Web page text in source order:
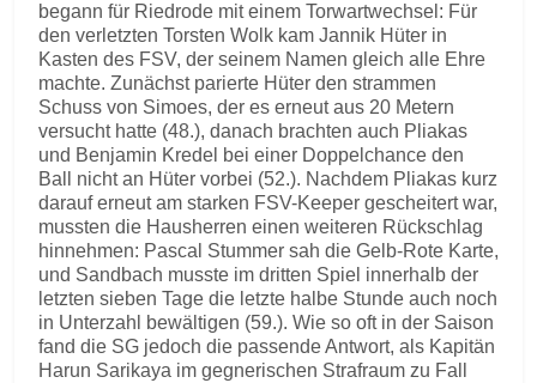
begann für Riedrode mit einem Torwartwechsel: Für
den verletzten Torsten Wolk kam Jannik Hüter in
Kasten des FSV, der seinem Namen gleich alle Ehre
machte. Zunächst parierte Hüter den strammen
Schuss von Simoes, der es erneut aus 20 Metern
versucht hatte (48.), danach brachten auch Pliakas
und Benjamin Kredel bei einer Doppelchance den
Ball nicht an Hüter vorbei (52.). Nachdem Pliakas kurz
darauf erneut am starken FSV-Keeper gescheitert war,
mussten die Hausherren einen weiteren Rückschlag
hinnehmen: Pascal Stummer sah die Gelb-Rote Karte,
und Sandbach musste im dritten Spiel innerhalb der
letzten sieben Tage die letzte halbe Stunde auch noch
in Unterzahl bewältigen (59.). Wie so oft in der Saison
fand die SG jedoch die passende Antwort, als Kapitän
Harun Sarikaya im gegnerischen Strafraum zu Fall